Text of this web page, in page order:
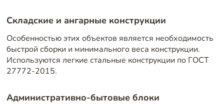
Складские и ангарные конструкции
Особенностью этих объектов является необходимость
быстрой сборки и минимального веса конструкции.
Используются легкие стальные конструкции по ГОСТ
27772-2015.
Административно-бытовые блоки